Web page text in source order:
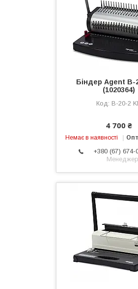
Біндер Agent B-
(1020364)
B-20-2
4 700 ₴
Немає в наявності
+380 (67) 674-
Менеджер